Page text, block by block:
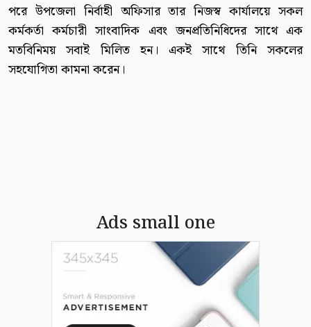
পরে উপজেলা নির্বাহী অফিসার তার নিজস্ব কার্যালয়ে সকল
কর্মকর্তা কর্মচারী সাংবাদিক এবং জনপ্রতিনিধিদের সাথে এক
মতবিনিময় সবাই মিলিত হন। একই সাথে তিনি সকলের
সহযোগিতা কামনা করেন।
Ads small one